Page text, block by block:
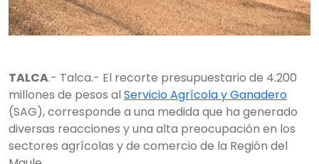
TALCA.- Talca.- El recorte presupuestario de 4.200
millones de pesos al Servicio Agrícola y Ganadero
(SAG), corresponde a una medida que ha generado
diversas reacciones y una alta preocupación en los
sectores agrícolas y de comercio de la Región del